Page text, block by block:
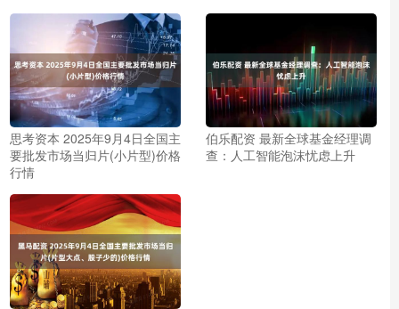
思考资本 2025年9月4日全国主
要批发市场当归片(小片型)价格
行情
伯乐配资 最新全球基金经理调
查：人工智能泡沫忧虑上升